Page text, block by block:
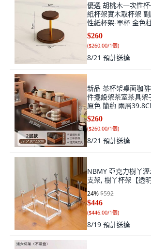
優選 胡桃木一次性
紙杯架實木取杯架
性紙杯架-單杯 金色
$260
($260.00/1個)
8/21 預計送達
新品 茶杯架桌面咖
件擺設架茶室茶具架
原色 簡約 兩層
$260
($260.00/1個)
8/21 預計送達
NBMY 亞克力樹丫
支架, 樹丫杯架【透
24%$592
$446
($446.00/1個)
8/19 預計送達